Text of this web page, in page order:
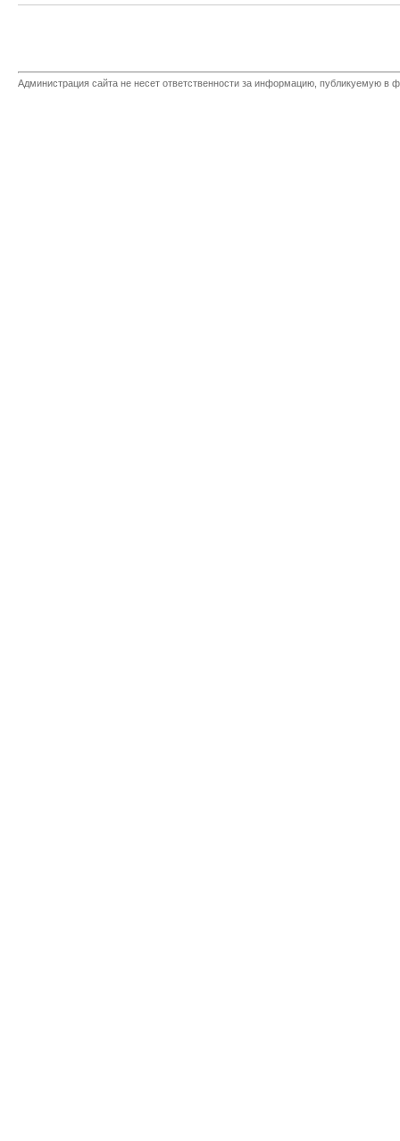
Администрация сайта не несет ответственности за информацию, публикуемую